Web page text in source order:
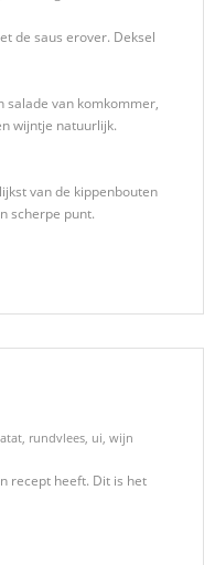
de saus erover. Deksel
salade van komkommer,
wijntje natuurlijk.
van de kippenbouten
scherpe punt.
, rundvlees, ui, wijn
recept heeft. Dit is het